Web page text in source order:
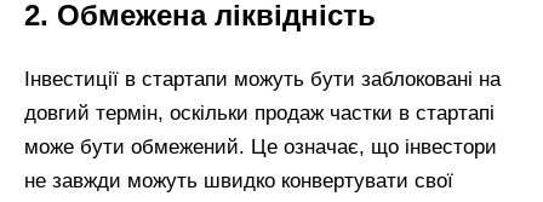
2. Обмежена ліквідність
Інвестиції в стартапи можуть бути заблоковані на
довгий термін, оскільки продаж частки в стартапі
може бути обмежений. Це означає, що інвестори
не завжди можуть швидко конвертувати свої